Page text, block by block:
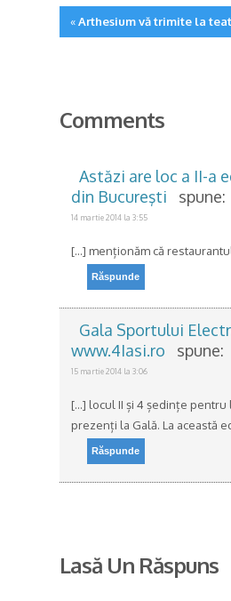
«Arthesium vă trimite la
Comments
Astăzi are loc a II-a
din Bucureşti
spune:
14 martie 2014 la 3:55
[…] menționăm că
Răspunde
Gala Sportului
www.4Iasi.ro
spune:
15 martie 2014 la 3:06
[…] locul II și 4 ședințe pentru
prezenți la Gală. La această
Răspunde
Lasă Un Răspuns